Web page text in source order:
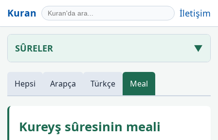
Kuran İletişim
SÛRELER ▼
Hepsi Arapça Türkçe Meal
Kureyş sûresinin meali